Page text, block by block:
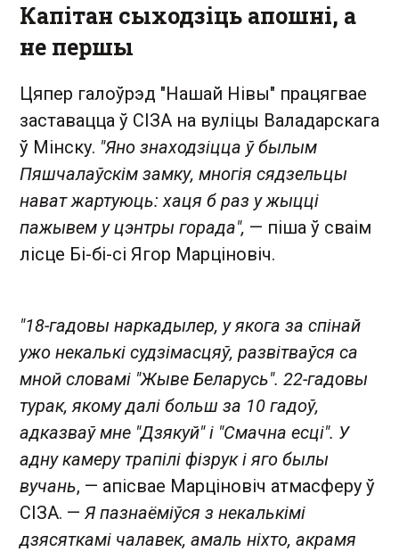
Капітан сыходзіць апошні, а
не першы
Цяпер галоўрэд "Нашай Нівы" працягвае
заставацца ў СІЗА на вуліцы Валадарскага
ў Мінску. "Яно знаходзіцца ў былым
Пяшчалаўскім замку, многія сядзельцы
нават жартуюць: хаця б раз у жыцці
пажывем у цэнтры горада", — піша ў сваім
лісце Бі-бі-сі Ягор Марціновіч.
"18-гадовы наркадылер, у якога за спінай
ужо некалькі судзімасцяў, развітваўся са
мной словамі "Жыве Беларусь". 22-гадовы
турак, якому далі больш за 10 гадоў,
адказваў мне "Дзякуй" і "Смачна есці". У
адну камеру трапілі фізрук і яго былы
вучань, — апісвае Марціновіч атмасферу ў
СІЗА. — Я пазнаёміўся з некалькімі
дзясяткамі чалавек, амаль ніхто, акрамя